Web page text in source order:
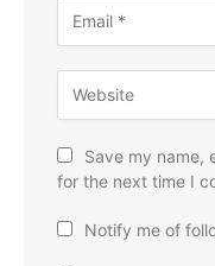
Save my name,
for the next time I
Notify me of